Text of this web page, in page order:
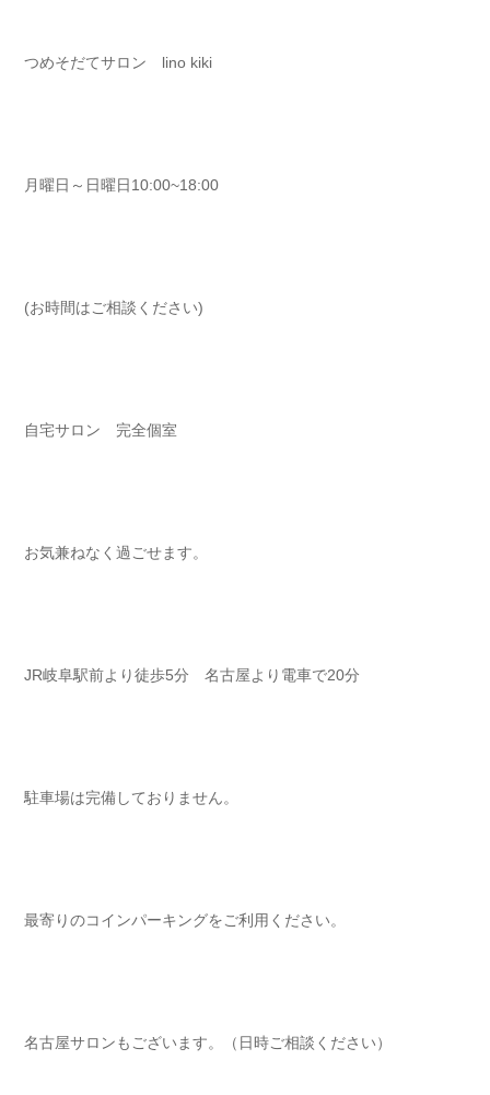
つめそだてサロン lino kiki ⁡⁡⁡⁡
月曜日～日曜日10:00~18:00⁡⁡⁡⁡
(お時間はご相談ください)⁡⁡⁡⁡
自宅サロン 完全個室 ⁡⁡⁡⁡
お気兼ねなく過ごせます⁡⁡⁡⁡。
JR岐阜駅前より徒歩5分 名古屋より電車で20分⁡⁡⁡⁡
駐車場は完備しておりません⁡⁡⁡⁡。
最寄りのコインパーキングをご利用ください⁡⁡⁡⁡。
名古屋サロンもございます。（日時ご相談ください）